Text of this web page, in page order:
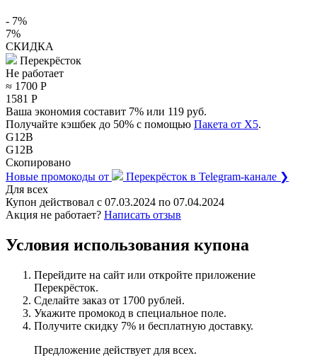
- 7%
7%
СКИДКА
Перекрёсток
Не работает
≈ 1700 Р
1581 Р
Ваша экономия составит 7% или 119 руб.
Получайте кэшбек до 50% с помощью Пакета от X5.
G12B
G12B
Скопировано
Новые промокоды от
Перекрёсток в Telegram-канале ❯
Для всех
Купон действовал с 07.03.2024 по 07.04.2024
Акция не работает? Написать отзыв
Условия использования купона
Перейдите на сайт или откройте приложение
Перекрёсток.
Сделайте заказ от 1700 рублей.
Укажите промокод в специальное поле.
Получите скидку 7% и бесплатную доставку.
Предложение действует для всех.